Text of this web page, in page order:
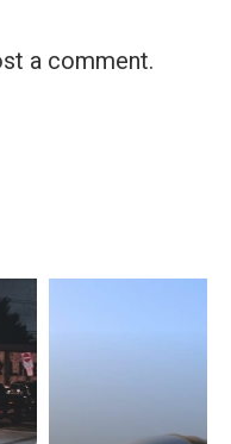
a comment.